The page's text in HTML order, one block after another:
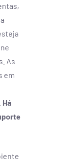
As
em
Há